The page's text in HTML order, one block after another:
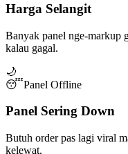
Harga Selangit
Banyak panel nge-markup
kalau gagal.
🌙
😴Panel Offline
Panel Sering Down
Butuh order pas lagi viral
kelewat.